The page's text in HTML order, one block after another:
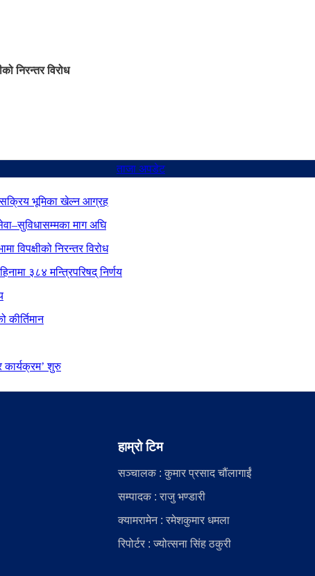
निरन्तर विरोध
ताजा अपडेट
भूमिका खेल्न आग्रह
माग अघि
विपक्षीको निरन्तर विरोध
३८४ मन्त्रिपरिषद् निर्णय
कार्यक्रम’ शुरु
हाम्रो टिम
सञ्चालक : कुमार प्रसाद चौंलागाईं
सम्पादक : राजु भण्डारी
क्यामरामेन : रमेशकुमार धमला
रिपोर्टर : ज्योत्सना सिंह ठकुरी